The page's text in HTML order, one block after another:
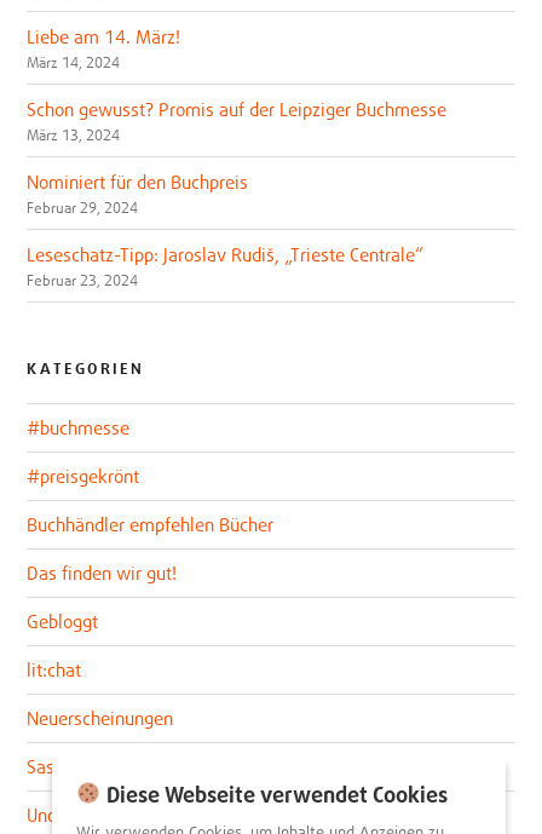
Liebe am 14. März!
März 14, 2024
Schon gewusst? Promis auf der Leipziger Buchmesse
März 13, 2024
Nominiert für den Buchpreis
Februar 29, 2024
Leseschatz-Tipp: Jaroslav Rudiš, „Trieste Centrale“
Februar 23, 2024
KATEGORIEN
#buchmesse
#preisgekrönt
Buchhändler empfehlen Bücher
Das finden wir gut!
Gebloggt
lit:chat
Neuerscheinungen
Sascha im lit:blog
Uncategorized
Diese Webseite verwendet Cookies